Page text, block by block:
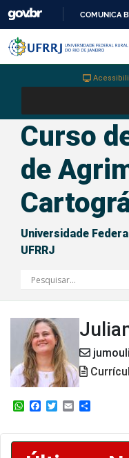
COMUNICA
Pular barra institucional
Barra
Curso
de
Universidade
UFRRJ
WhatsApp
Facebook
Twitter
Email